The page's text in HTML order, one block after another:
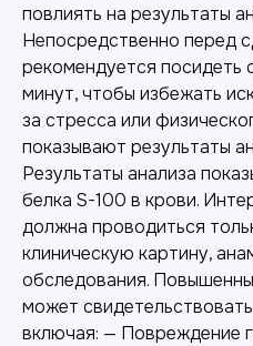
повлиять на результаты
Непосредственно перед
рекомендуется посидеть
минут, чтобы избежать
за стресса или
показывают результаты
Результаты анализа
белка S-100 в крови.
должна проводиться
клиническую картину,
обследования.
может
включая: — Повреждение